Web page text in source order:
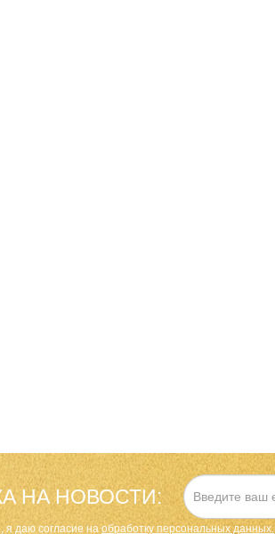
НА НОВОСТИ:
я даю cогласие наобработку персональных данных.